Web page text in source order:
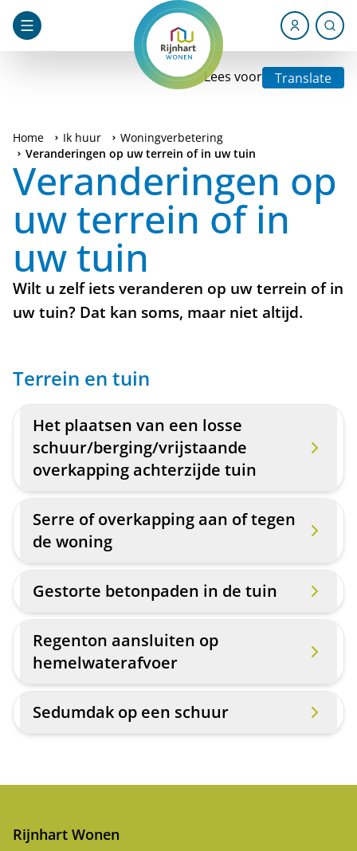
Lees voor Translate
Home Ik huur
Woningverbetering
Veranderingen op uw terrein of in uw tuin
Veranderingen op
uw terrein of in
uw tuin
Wilt u zelf iets veranderen op uw terrein of in
uw tuin? Dat kan soms, maar niet altijd.
Terrein en tuin
Het plaatsen van een losse
schuur/berging/vrijstaande
overkapping achterzijde tuin
Serre of overkapping aan of tegen
de woning
Gestorte betonpaden in de tuin
Regenton aansluiten op
hemelwaterafvoer
Sedumdak op een schuur
Rijnhart Wonen